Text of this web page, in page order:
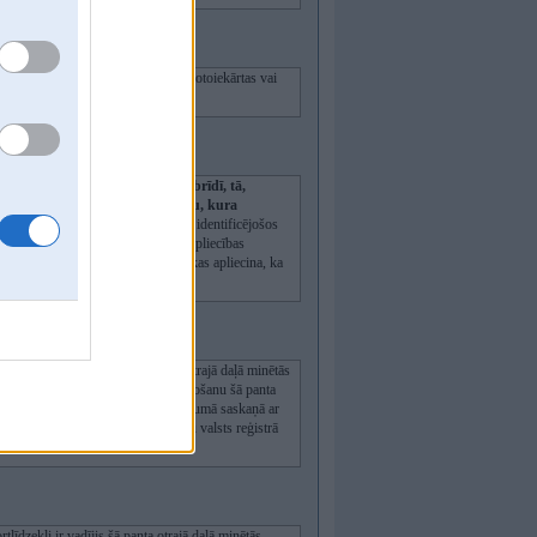
fiksēts ar tehniskiem līdzekļiem (fotoiekārtas vai
pārkāpuma izdarīšanas brīdī, tā,
sūdzībā norāda personu, kura
sūdzībā norāda attiecīgo personu identificējošos
arī dzīvesvietas adresi, vadītāja apliecības
sūdzībai pievieno pierādījumus, kas apliecina, ka
ir vadījis šā panta otrajā daļā minētās
par administratīvā soda piemērošanu šā panta
vadītājam. Šādā gadījumā saskaņā ar
transportlīdzekļu un to vadītāju valsts reģistrā